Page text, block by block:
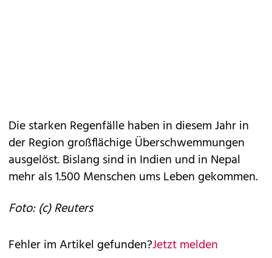
Die starken Regenfälle haben in diesem Jahr in
der Region großflächige Überschwemmungen
ausgelöst. Bislang sind in Indien und in Nepal
mehr als 1.500 Menschen ums Leben gekommen.
Foto: (c) Reuters
Fehler im Artikel gefunden?Jetzt melden